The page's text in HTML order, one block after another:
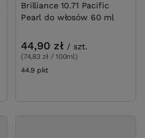
Brilliance 10.71 Pacific
Pearl do włosów 60 ml
44,90 zł / szt.
(74,83 zł / 100ml)
44.9 pkt